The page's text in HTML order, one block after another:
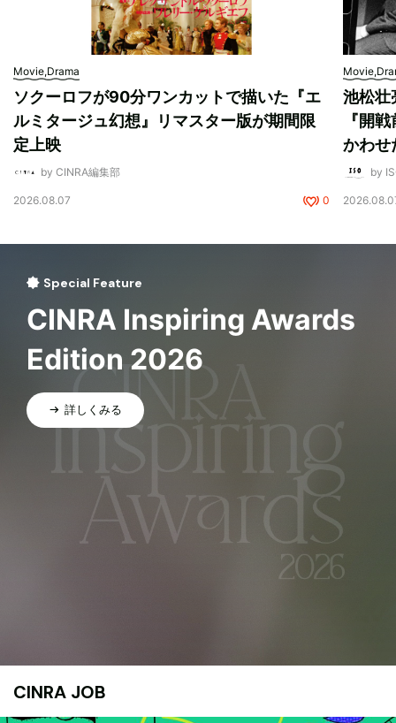
Movie,Drama
ソクーロフが90分ワンカットで描いた『エ
ルミタージュ幻想』リマスター版が期間限
定上映
by CINRA編集部
2026.08.07 0
池松壮
『開
かわせ
by
Special Feature
CINRA Inspiring Awards
Edition 2026
詳しくみる
CINRA JOB